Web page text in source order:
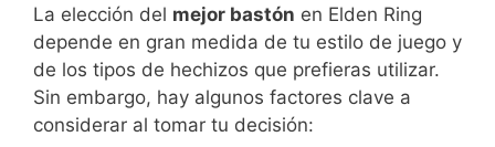
La elección del mejor bastón en Elden Ring
depende en gran medida de tu estilo de juego y
de los tipos de hechizos que prefieras utilizar.
Sin embargo, hay algunos factores clave a
considerar al tomar tu decisión: